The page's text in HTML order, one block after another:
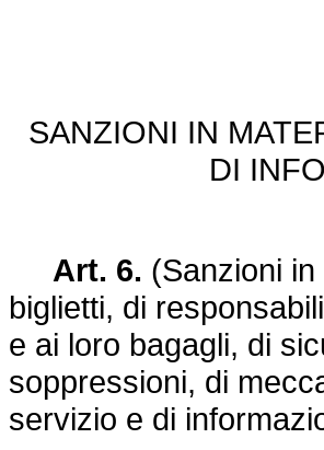
SANZIONI IN
DI
Art. 6. (Sanzioni
biglietti, di
e ai loro bagagli, di
soppressioni, di
servizio e di